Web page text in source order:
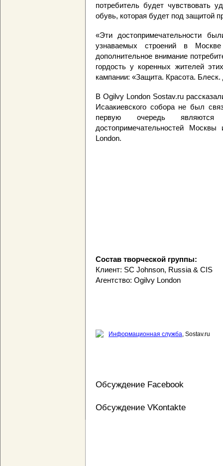
потребитель будет чувствовать
обувь, которая будет под защитой
«Эти достопримечательности
узнаваемых строений в
дополнительное внимание
гордость у коренных жителей
кампании: «Защита. Красота.
В Ogilvy London Sostav.ru
Исаакиевского собора не был
первую очередь
достопримечательностей
London.
Состав творческой группы:
Клиент: SC Johnson, Russia & CIS
Агентство: Ogilvy London
Информационная служба, Sostav.ru
Обсуждение Facebook
Обсуждение VKontakte